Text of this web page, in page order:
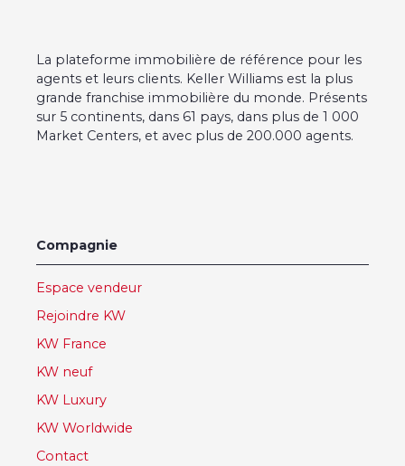
La plateforme immobilière de référence pour les
agents et leurs clients. Keller Williams est la plus
grande franchise immobilière du monde. Présents
sur 5 continents, dans 61 pays, dans plus de 1 000
Market Centers, et avec plus de 200.000 agents.
Compagnie
Espace vendeur
Rejoindre KW
KW France
KW neuf
KW Luxury
KW Worldwide
Contact